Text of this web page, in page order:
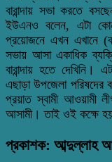
বারান্দায় সভা করতে
ইউএনও বলেন, এটা কোন
প্রয়োজনে এখন এখানে
সভায় আসা একাধিক
বারান্দায় হতে
এছাড়া উপজেলা পরিষদের
প্রয়াত স্বামী আওয়ামী
আসামী। তাই ওই কক্ষে
প্রকাশক: আব্দুল্লাহ